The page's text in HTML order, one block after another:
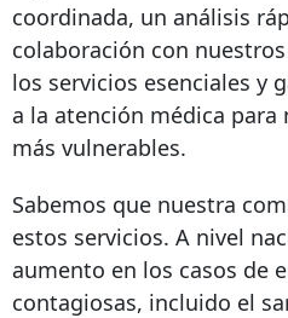
coordinada, un análisis
colaboración con
los servicios esenciales y
a la atención médica para
más vulnerables.
Sabemos que nuestra
estos servicios. A nivel
aumento en los casos de
contagiosas, incluido el